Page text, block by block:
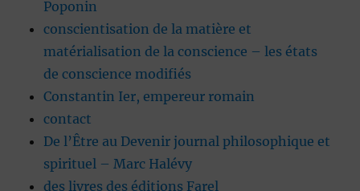
Poponin
conscientisation de la matière et
matérialisation de la conscience – les états
de conscience modifiés
Constantin Ier, empereur romain
contact
De l’Être au Devenir journal philosophique et
spirituel – Marc Halévy
des livres des éditions Farel